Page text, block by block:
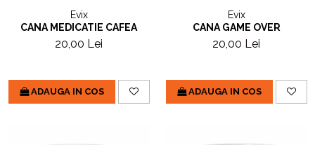
Evix
CANA MEDICATIE CAFEA
20,00 Lei
ADAUGA IN COS
Evix
CANA GAME OVER
20,00 Lei
ADAUGA IN COS